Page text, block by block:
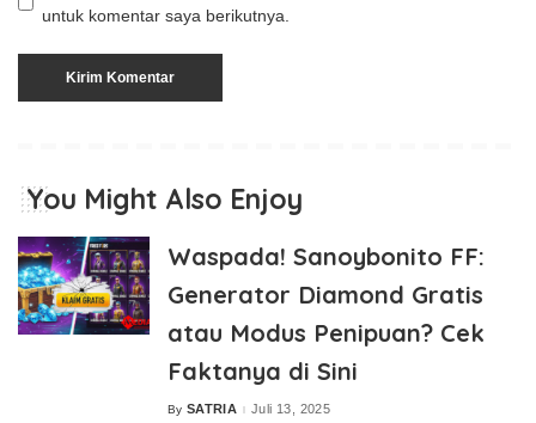
untuk komentar saya berikutnya.
You Might Also Enjoy
Waspada! Sanoybonito FF:
Generator Diamond Gratis
atau Modus Penipuan? Cek
Faktanya di Sini
Posted
By SATRIA Juli 13, 2025